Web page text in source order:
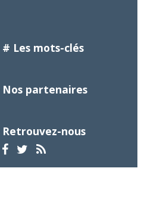
# Les mots-clés
Nos partenaires
Retrouvez-nous